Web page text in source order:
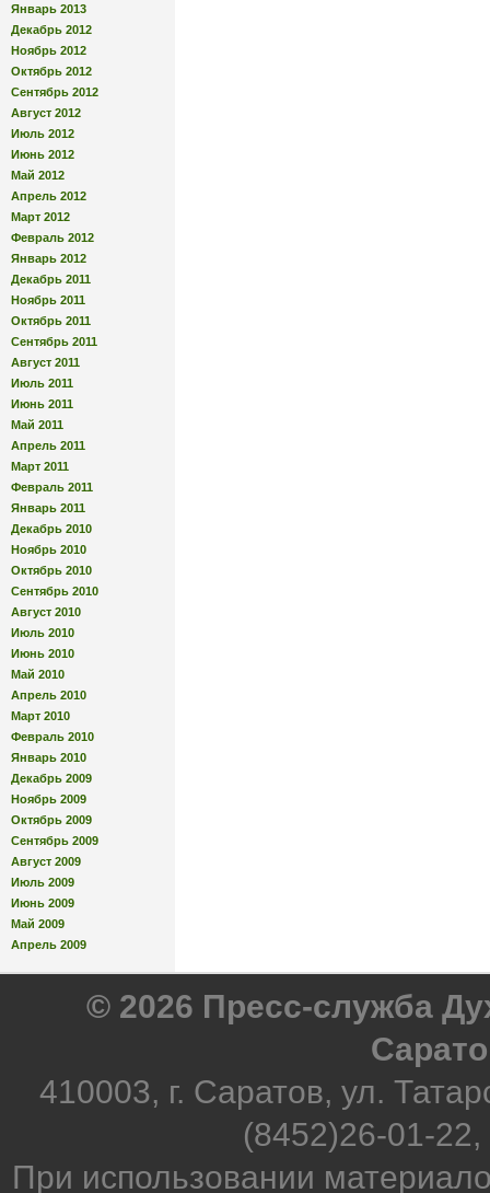
Январь 2013
Декабрь 2012
Ноябрь 2012
Октябрь 2012
Сентябрь 2012
Август 2012
Июль 2012
Июнь 2012
Май 2012
Апрель 2012
Март 2012
Февраль 2012
Январь 2012
Декабрь 2011
Ноябрь 2011
Октябрь 2011
Сентябрь 2011
Август 2011
Июль 2011
Июнь 2011
Май 2011
Апрель 2011
Март 2011
Февраль 2011
Январь 2011
Декабрь 2010
Ноябрь 2010
Октябрь 2010
Сентябрь 2010
Август 2010
Июль 2010
Июнь 2010
Май 2010
Апрель 2010
Март 2010
Февраль 2010
Январь 2010
Декабрь 2009
Ноябрь 2009
Октябрь 2009
Сентябрь 2009
Август 2009
Июль 2009
Июнь 2009
Май 2009
Апрель 2009
© 2026 Пресс-служба
410003, г. Саратов, ул.
(8452)26-01-
При использовании